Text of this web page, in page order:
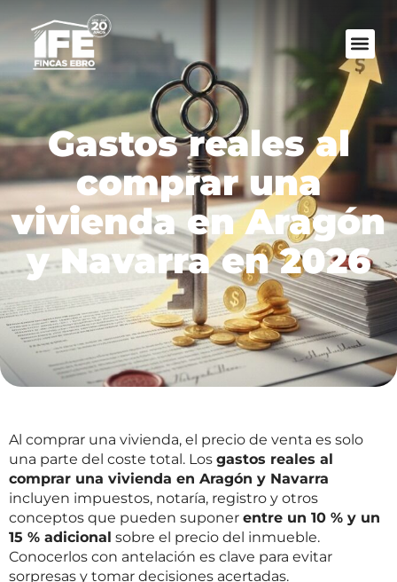
Gastos reales al
comprar una
vivienda en Aragón
y Navarra en 2026
Al comprar una vivienda, el precio de venta es solo
una parte del coste total. Los gastos reales al
comprar una vivienda en Aragón y Navarra
incluyen impuestos, notaría, registro y otros
conceptos que pueden suponer entre un 10 % y un
15 % adicional sobre el precio del inmueble.
Conocerlos con antelación es clave para evitar
sorpresas y tomar decisiones acertadas.